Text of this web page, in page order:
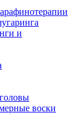
и
воски